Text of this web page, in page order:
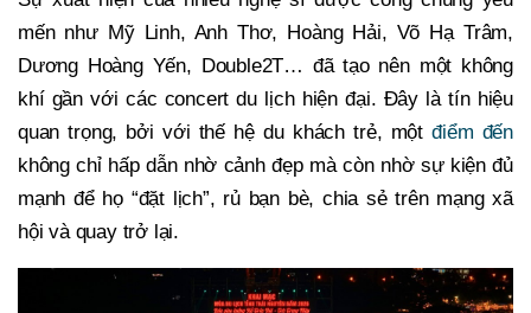
mến như Mỹ Linh, Anh Thơ, Hoàng Hải, Võ Hạ Trâm,
Dương Hoàng Yến, Double2T… đã tạo nên một không
khí gần với các concert du lịch hiện đại. Đây là tín hiệu
quan trọng, bởi với thế hệ du khách trẻ, mộtđiểm đến
không chỉ hấp dẫn nhờ cảnh đẹp mà còn nhờ sự kiện đủ
mạnh để họ “đặt lịch”, rủ bạn bè, chia sẻ trên mạng xã
hội và quay trở lại.